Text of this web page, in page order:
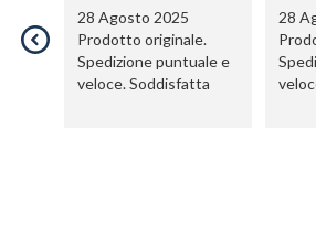
28 Agosto 2025
Prodotto originale.
Spedizione puntuale e
veloce. Soddisfatta
28